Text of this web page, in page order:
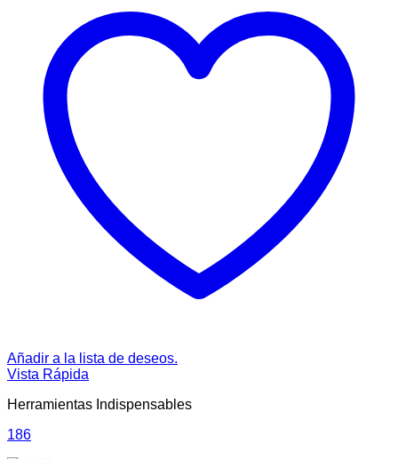
Añadir a la lista de deseos.
Vista Rápida
Herramientas Indispensables
186